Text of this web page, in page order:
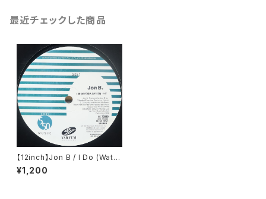
最近チェックした商品
【12inch】Jon B / I Do (Watc
ha Say Boo)
¥1,200